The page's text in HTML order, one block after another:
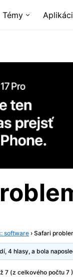
Témy
software › Safari
4 hlasy, a bola
7 (z celkového počtu 7 )